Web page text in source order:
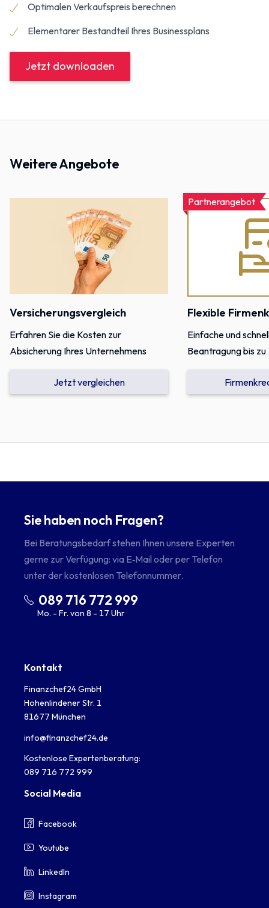
Optimalen Verkaufspreis berechnen
Elementarer Bestandteil Ihres Businessplans
Jetzt downloaden
Weitere Angebote
Versicherungsvergleich
Erfahren Sie die Kosten zur
Absicherung Ihres Unternehmens
Jetzt vergleichen
Partnerangebot
Flexible
Einfache und
Beantragung bis
Sie haben noch Fragen?
Bei Beratungsbedarf stehen Ihnen unsere Experten
gerne zur Verfügung: via E‑Mail oder per Telefon
unter der kostenlosen Telefonnummer.
089 716 772 999
Mo. - Fr. von 8 - 17 Uhr
Kontakt
Finanzchef24 GmbH
Hohenlindener Str. 1
81677 München
info@finanzchef24.de
Kostenlose Expertenberatung:
089 716 772 999
Social Media
Facebook
Youtube
LinkedIn
Instagram